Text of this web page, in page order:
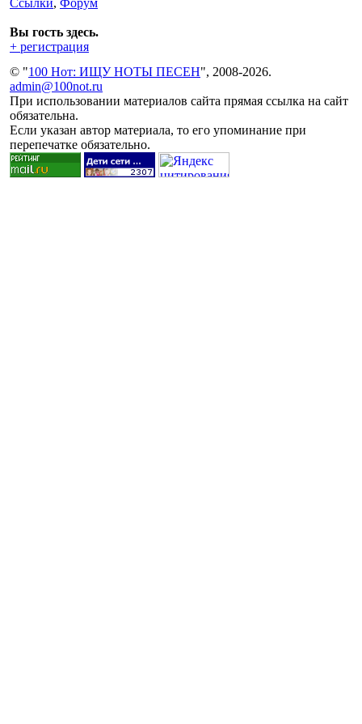
Ссылки, Форум
Вы гость здесь.
+ регистрация
© "100 Нот: ИЩУ НОТЫ ПЕСЕН", 2008-2026.
admin@100not.ru
При использовании материалов сайта прямая ссылка на сайт
обязательна.
Если указан автор материала, то его упоминание при
перепечатке обязательно.